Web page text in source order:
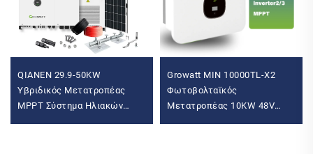
QIANEN 29.9-50KW
Υβριδικός Μετατροπέας
MPPT Σύστημα Ηλιακών
Growatt MIN 10000TL-X2
Φωτοβολταϊκός
Μετατροπέας 10KW 48V